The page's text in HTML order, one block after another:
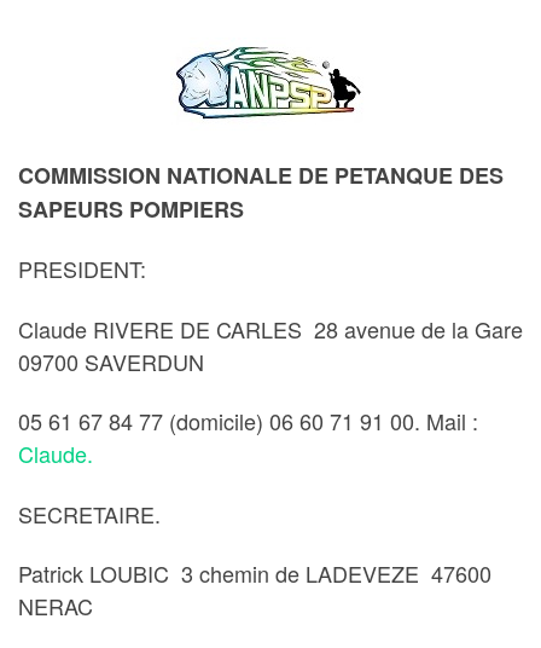
COMMISSION NATIONALE DE PETANQUE DES
SAPEURS POMPIERS
PRESIDENT:
Claude RIVERE DE CARLES 28 avenue de la Gare
09700 SAVERDUN
05 61 67 84 77 (domicile) 06 60 71 91 00. Mail :
Claude.
SECRETAIRE.
Patrick LOUBIC 3 chemin de LADEVEZE 47600
NERAC